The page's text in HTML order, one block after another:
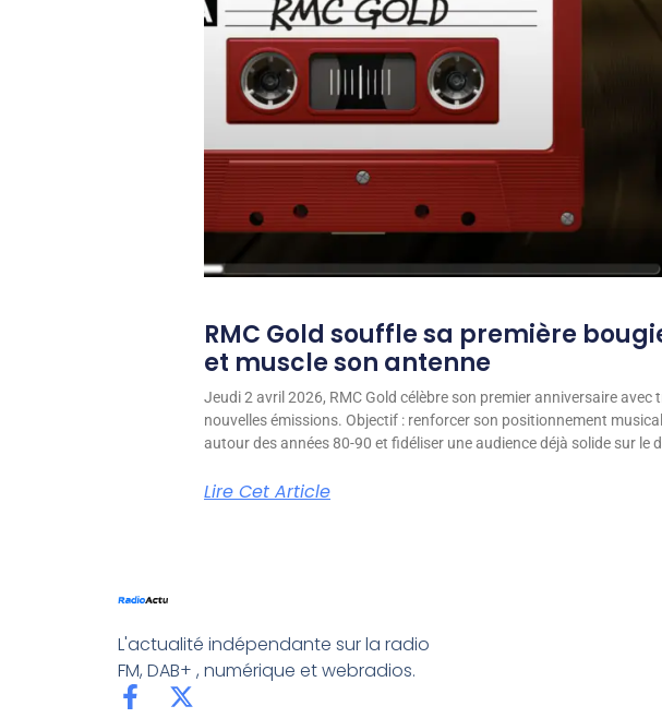
RMC Gold souffle sa première
et muscle son antenne
Jeudi 2 avril 2026, RMC Gold célèbre son premier anniversaire avec
nouvelles émissions. Objectif : renforcer son positionnement musical
autour des années 80-90 et fidéliser une audience déjà solide sur le
Lire Cet Article
L'actualité indépendante sur la radio
FM, DAB+ , numérique et webradios.